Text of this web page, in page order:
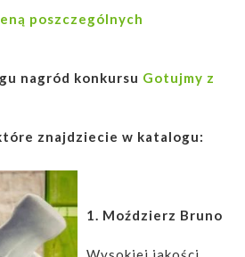
poszczególnych
nagród konkursu Gotujmy z
znajdziecie w katalogu:
1. Moździerz Bruno